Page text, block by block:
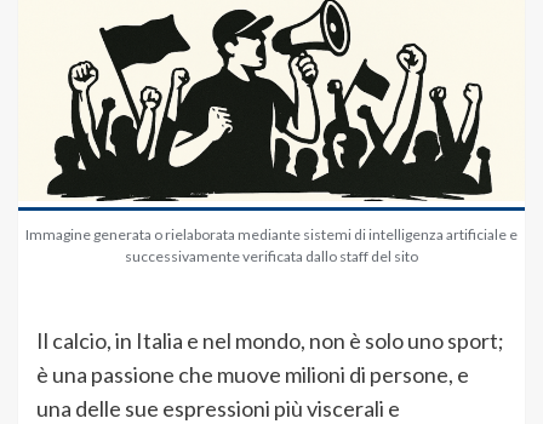
Immagine generata o rielaborata mediante sistemi di intelligenza artificiale e
successivamente verificata dallo staff del sito
Il calcio, in Italia e nel mondo, non è solo uno sport;
è una passione che muove milioni di persone, e
una delle sue espressioni più viscerali e